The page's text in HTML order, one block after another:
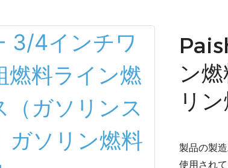
ン
リ
製品の製
使用されて